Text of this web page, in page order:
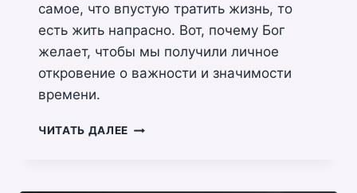
самое, что впустую тратить жизнь, то
есть жить напрасно. Вот, почему Бог
желает, чтобы мы получили личное
откровение о важности и значимости
времени.
ЧИТАТЬ ДАЛЕЕ СЛИШКОМ